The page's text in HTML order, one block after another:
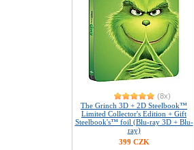
(8x)
The Grinch 3D + 2D Steelbook™
Limited Collector's Edition + Gift
Steelbook's™ foil (Blu-ray 3D + Blu-
ray)
399 CZK